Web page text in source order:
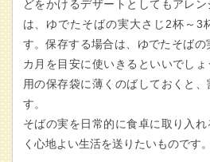
どをかけるデザートとしてもアレ
は、ゆでたそばの実大さじ2杯～3
す。保存する場合は、ゆでたそば
カ月を目安に使いきるといいでし
用の保存袋に薄くのばしておくと
す。
そばの実を日常的に食卓に取り入
く心地よい生活を送りたいものです。